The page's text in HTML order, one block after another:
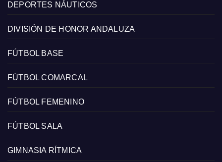
DEPORTES NÁUTICOS
DIVISIÓN DE HONOR ANDALUZA
FÚTBOL BASE
FÚTBOL COMARCAL
FÚTBOL FEMENINO
FÚTBOL SALA
GIMNASIA RÍTMICA